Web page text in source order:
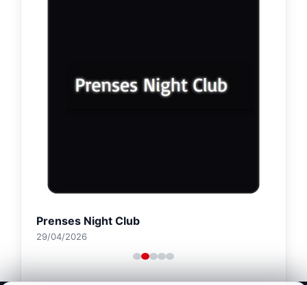
Prenses Night Club
29/04/2026